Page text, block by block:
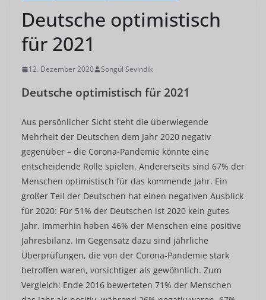
Deutsche optimistisch
für 2021
12. Dezember 2020 Songül Sevindik
Deutsche optimistisch für 2021
Aus persönlicher Sicht steht die überwiegende
Mehrheit der Deutschen dem Jahr 2020 negativ
gegenüber – die Corona-Pandemie könnte eine
entscheidende Rolle spielen. Andererseits sind 67% der
Menschen optimistisch für das kommende Jahr. Ein
großer Teil der Deutschen hat einen negativen Ausblick
für 2020: Für 51% der Deutschen ist 2020 kein gutes
Jahr. Immerhin haben 46% der Menschen eine positive
Jahresbilanz. Im Gegensatz dazu sind jährliche
Überprüfungen, die von der Corona-Pandemie stark
betroffen waren, vorsichtiger als gewöhnlich. Zum
Vergleich: Ende 2016 bewerteten 71% der Menschen